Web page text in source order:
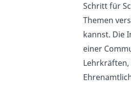
Schritt für
Themen
kannst. Die
einer